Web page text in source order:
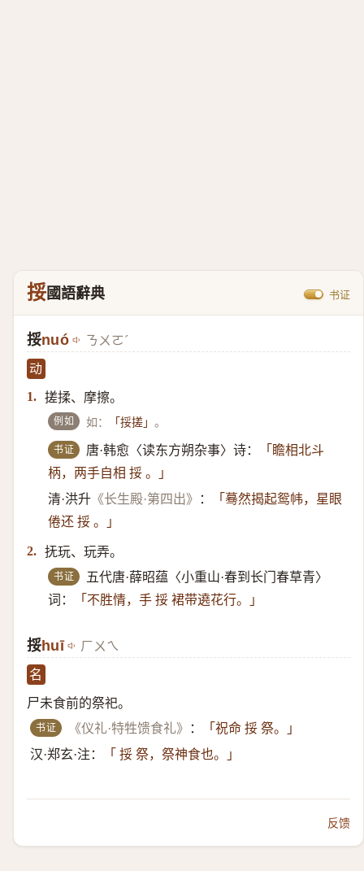
挼國語辭典 书证
挼nuó ㄋㄨㄛˊ
动
1. 搓揉、摩擦。
例如 如： 「挼搓」。
书证 唐·韩愈〈读东方朔杂事〉诗：
「瞻相北斗
柄，两手自相 挼 。」
清·洪升 《长生殿·第四出》 ：
「蓦然揭起鸳帏，星眼
倦还 挼 。」
2. 抚玩、玩弄。
书证
五代唐·薛昭蕴〈小重山·春到长门春草青〉
词：
「不胜情，手 挼 裙带遶花行。」
挼huī ㄏㄨㄟ
名
尸未食前的祭祀。
书证 《仪礼·特牲馈食礼》 ：
「祝命 挼 祭。」
汉·郑玄·注：
「 挼 祭，祭神食也。」
反馈